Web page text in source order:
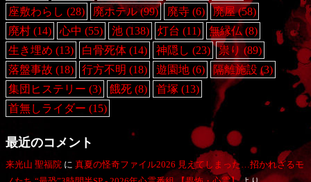
座敷わらし (28) 廃ホテル(99) 廃寺(6) 廃屋(58)
廃村 (14) 心中 (55) 池(138) 灯台 (11) 無縁仏 (8)
生き埋め (13) 白骨死体 (14) 神隠し (23) 祟り (89)
落盤事故 (18) 行方不明 (18) 遊園地(6) 隔離施設 (3)
集団ヒステリー (3) 餓死 (8) 首塚 (13)
首無しライダー (15)
最近のコメント
来光山 聖福院 に 真夏の怪奇ファイル2026 見えてしまった…招かれざるモ